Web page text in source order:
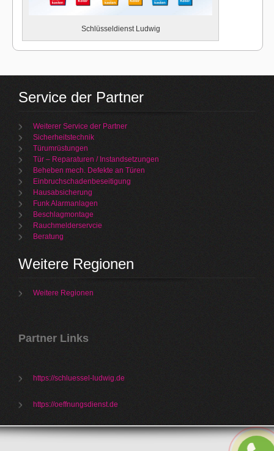
Schlüsseldienst Ludwig
Service der Partner
Weiterer Service der Partner
Sicherheitstechnik
Türumrüstungen
Tür – Reparaturen / Instandsetzungen
Beheben mech. Defekte an Türen
Einbruchschadenbeseitigung
Hausabsicherung
Funk Alarmanlagen
Beschlagmontage
Rauchmelderservcie
Beratung
Weitere Regionen
Weitere Regionen
Partner Links
https://schluessel-ludwig.de
https://oeffnungsdienst.de